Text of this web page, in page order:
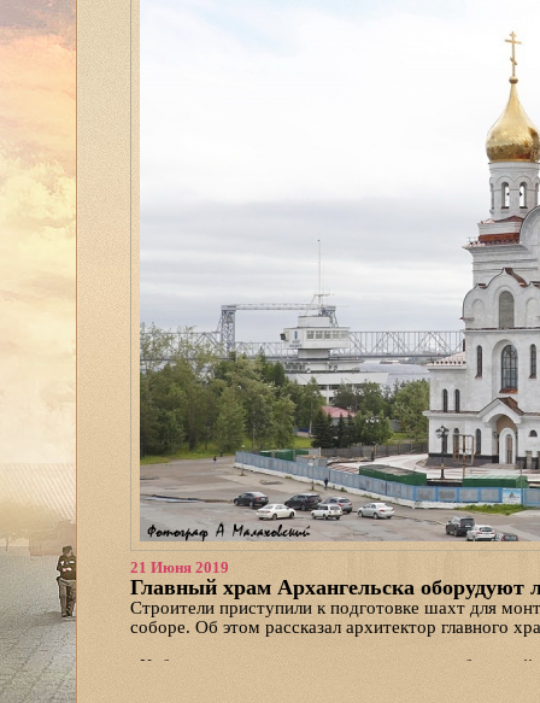
21 Июня 2019
Главный храм Архангельска
Строители приступили к подготовке шахт для
соборе. Об этом рассказал архитектор главного
«Кабины уже доставлены, одна из них —
маломобильных прихожан, в том числе тех, кто